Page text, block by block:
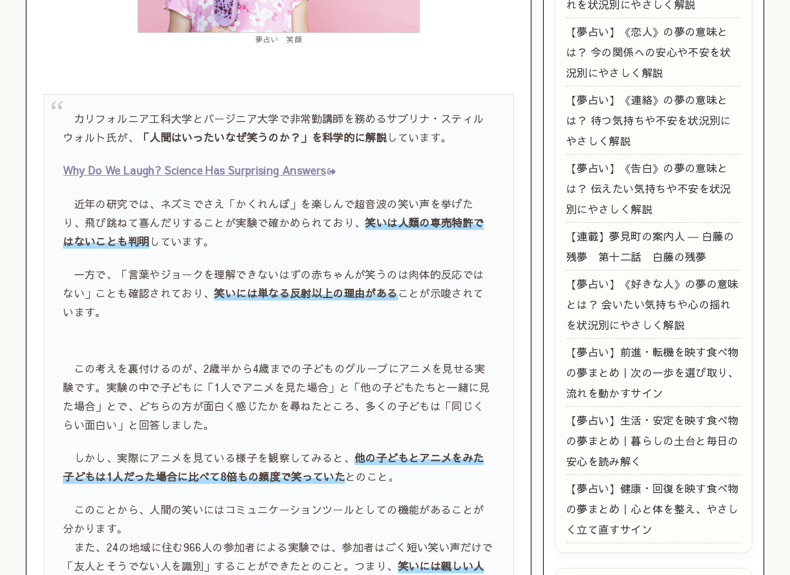
夢占い 笑顔
カリフォルニア工科大学とバージニア大学で非常勤講師を務めるサブリナ・スティル
ウォルト氏が、
「人間はいったいなぜ笑うのか？」を科学的に解説しています。
Why Do We Laugh? Science Has Surprising Answers
近年の研究では、ネズミでさえ「かくれんぼ」を楽しんで超音波の笑い声を挙げた
り、飛び跳ねて喜んだりすることが実験で確かめられており、笑いは人類の専売特許で
はないことも判明しています。
一方で、「言葉やジョークを理解できないはずの赤ちゃんが笑うのは肉体的反応では
ない」ことも確認されており、笑いには単なる反射以上の理由があることが示唆されて
います。
この考えを裏付けるのが、2歳半から4歳までの子どものグループにアニメを見せる実
験です。実験の中で子どもに「1人でアニメを見た場合」と「他の子どもたちと一緒に見
た場合」とで、どちらの方が面白く感じたかを尋ねたところ、多くの子どもは「同じく
らい面白い」と回答しました。
しかし、実際にアニメを見ている様子を観察してみると、他の子どもとアニメをみた
子どもは1人だった場合に比べて8倍もの頻度で笑っていたとのこと。
このことから、人間の笑いにはコミュニケーションツールとしての機能があることが
分かります。
また、24の地域に住む966人の参加者による実験では、参加者はごく短い笑い声だけで
「友人とそうでない人を識別」することができたとのこと。つまり、 笑いには親しい人
れを状況別にやさしく解説
【夢占い】《恋人》の夢の意味と
は？ 今の関係への安心や不安を状
況別にやさしく解説
【夢占い】《連絡》の夢の意味と
は？ 待つ気持ちや不安を状況別に
やさしく解説
【夢占い】《告白》の夢の意味と
は？ 伝えたい気持ちや不安を状況
別にやさしく解説
【連載】夢見町の案内人 ― 白藤の
残夢 第十二話 白藤の残夢
【夢占い】《好きな人》の夢の意味
とは？ 会いたい気持ちや心の揺れ
を状況別にやさしく解説
【夢占い】前進・転機を映す食べ物
の夢まとめ｜次の一歩を選び取り、
流れを動かすサイン
【夢占い】生活・安定を映す食べ物
の夢まとめ｜暮らしの土台と毎日の
安心を読み解く
【夢占い】健康・回復を映す食べ物
の夢まとめ｜心と体を整え、やさし
く立て直すサイン